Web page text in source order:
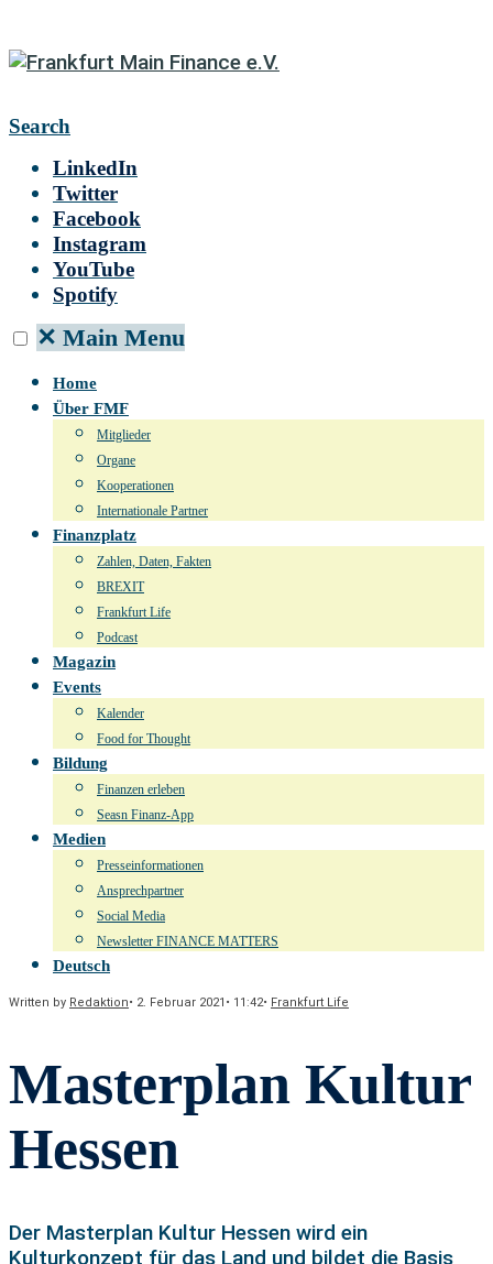
Search
LinkedIn
Twitter
Facebook
Instagram
YouTube
Spotify
✕ Main Menu
Home
Über FMF
Mitglieder
Organe
Kooperationen
Internationale Partner
Finanzplatz
Zahlen, Daten, Fakten
BREXIT
Frankfurt Life
Podcast
Magazin
Events
Kalender
Food for Thought
Bildung
Finanzen erleben
Seasn Finanz-App
Medien
Presseinformationen
Ansprechpartner
Social Media
Newsletter FINANCE MATTERS
Deutsch
Written by Redaktion• 2. Februar 2021 • 11:42• Frankfurt Life
Masterplan Kultur
Hessen
Der Masterplan Kultur Hessen wird ein
Kulturkonzept für das Land und bildet die Basis